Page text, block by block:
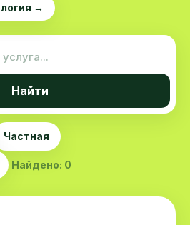
→
Найти
Частная
Найдено: 0